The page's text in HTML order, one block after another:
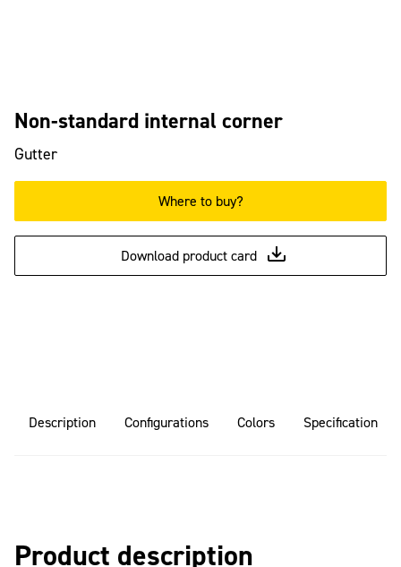
Non-standard internal corner
Gutter
Where to buy?
Download product card
Description Configurations Colors Specification
Product description